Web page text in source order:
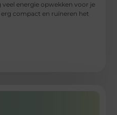
energie opwekken voor je
compact en ruïneren het